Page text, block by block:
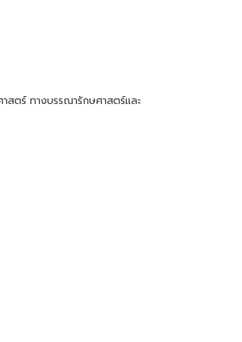
สตร์ ทางบรรณารักษศาสตร์และ